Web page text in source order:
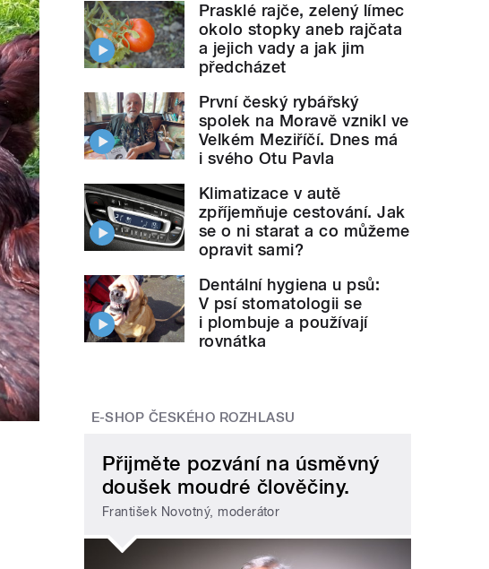
Prasklé rajče, zelený límec
okolo stopky aneb rajčata
a jejich vady a jak jim
předcházet
První český rybářský
spolek na Moravě vznikl ve
Velkém Meziříčí. Dnes má
i svého Otu Pavla
Klimatizace v autě
zpříjemňuje cestování. Jak
se o ni starat a co můžeme
opravit sami?
Dentální hygiena u psů:
V psí stomatologii se
i plombuje a používají
rovnátka
E-SHOP ČESKÉHO ROZHLASU
Přijměte pozvání na úsměvný
doušek moudré člověčiny.
František Novotný, moderátor